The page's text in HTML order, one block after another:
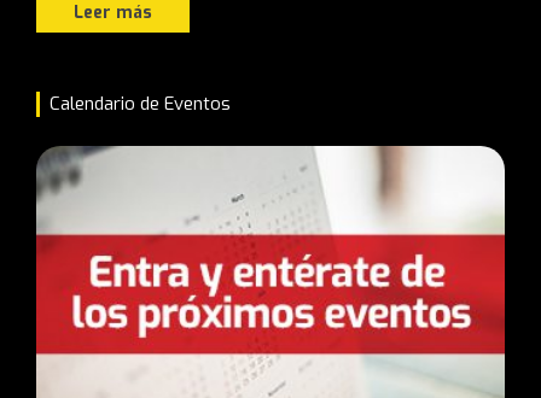
Leer más
Calendario de Eventos